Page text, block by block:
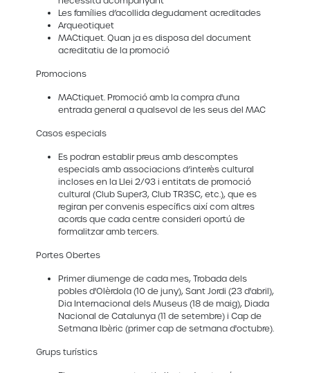
Les famílies d’acollida degudament acreditades
Arqueotiquet
MACtiquet. Quan ja es disposa del document
acreditatiu de la promoció
Promocions
MACtiquet. Promoció amb la compra d'una
entrada general a qualsevol de les seus del MAC
Casos especials
Es podran establir preus amb descomptes
especials amb associacions d’interès cultural
incloses en la Llei 2/93 i entitats de promoció
cultural (Club Super3, Club TR3SC, etc.), que es
regiran per convenis específics així com altres
acords que cada centre consideri oportú de
formalitzar amb tercers.
Portes Obertes
Primer diumenge de cada mes, Trobada dels
pobles d'Olèrdola (10 de juny), Sant Jordi (23 d'abril),
Dia Internacional dels Museus (18 de maig), Diada
Nacional de Catalunya (11 de setembre) i Cap de
Setmana Ibèric (primer cap de setmana d'octubre).
Grups turístics